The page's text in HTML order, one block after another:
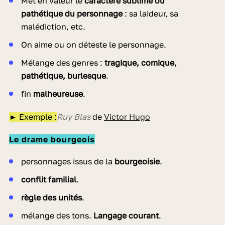
pathétique du personnage: sa laideur, sa
malédiction, etc.
On aime ou on déteste le personnage.
Mélange des genres : tragique, comique,
pathétique, burlesque.
fin malheureuse.
► Exemple :Ruy Blasde Victor Hugo
Le drame bourgeois
personnages issus de la bourgeoisie.
conflit familial.
règle des unités.
mélange des tons. Langage courant.